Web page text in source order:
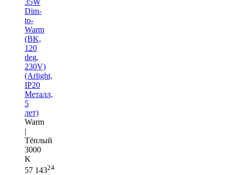
Dim-
to-
Warm
(BK,
120
deg,
230V)
(Arlight,
IP20
Металл,
5
лет)
Warm
|
Тёплый
3000
K
57 14324